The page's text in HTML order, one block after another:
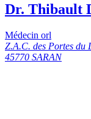
Dr. Thibault
Médecin orl
Z.A.C. des Portes du
45770 SARAN